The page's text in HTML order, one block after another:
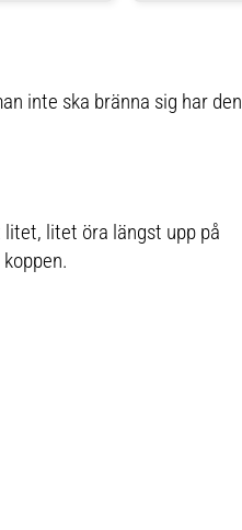
inte ska bränna sig har den
litet öra längst upp på